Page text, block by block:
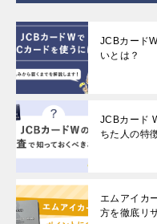
JCBカード
いとは？
JCBカード
ちた人の特
エムアイカ
方を徹底リ